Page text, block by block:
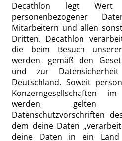
Decathlon legt
personenbezogener
Mitarbeitern und allen
Dritten. Decathlon
die beim Besuch
werden, gemäß den
und zur
Deutschland. Soweit
Konzerngesellschaften
werden, gelten
Datenschutzvorschriften
dem deine Daten
deine Daten in ein